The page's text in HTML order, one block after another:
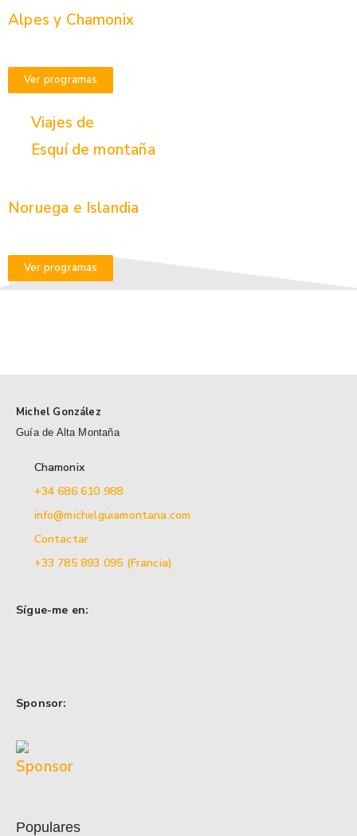
Alpes y Chamonix
Ver programas
Viajes de
Esquí de montaña
Noruega e Islandia
Ver programas
Michel González
Guía de Alta Montaña
Chamonix
+34 686 610 988
info@michelguiamontana.com
Contactar
+33 785 893 095 (Francia)
Sígue-me en:
Sponsor:
Populares